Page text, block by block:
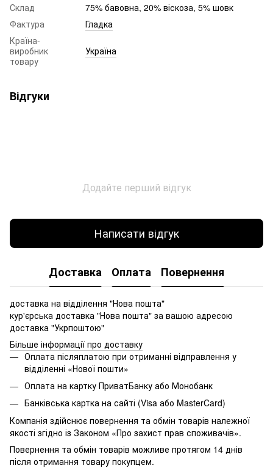
Склад
75% бавовна, 20% віскоза, 5% шовк
Фактура
Гладка
Країна-
виробник
товару
Україна
Відгуки
Додайте перший відгук
Написати відгук
Доставка Оплата Повернення
доставка на відділення "Нова пошта"
кур'єрська доставка "Нова пошта" за вашою адресою
доставка "Укрпоштою"
Більше інформації про доставку
Оплата післяплатою при отриманні відправлення у
відділенні «Нової пошти»
Оплата на картку ПриватБанку або Монобанк
Банківська картка на сайті (Visa або MasterCard)
Компанія здійснює повернення та обмін товарів належної
якості згідно із Законом «Про захист прав споживачів».
Повернення та обмін товарів можливе протягом 14 днів
після отримання товару покупцем.